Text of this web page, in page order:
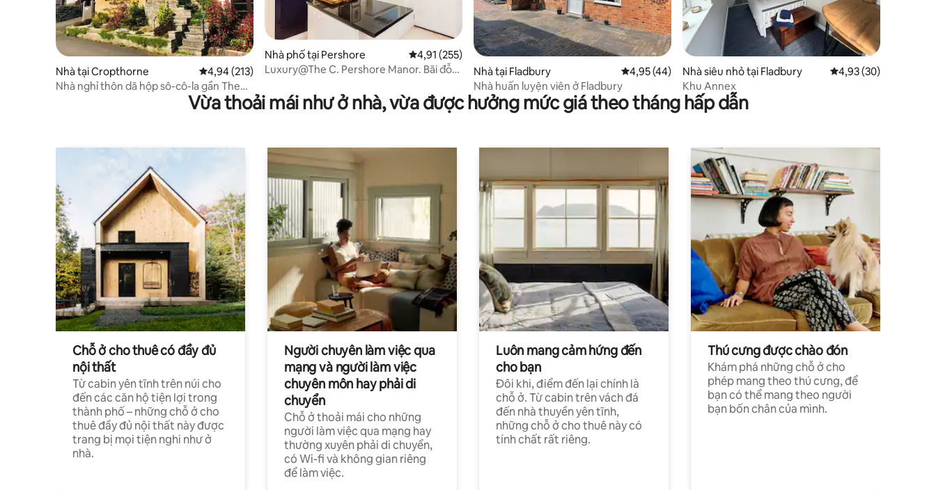
Nhà tại Cropthorne Xếp hạng trung bình 4,94/5, 213 đánh giá
4,94 (213)
Nhà nghỉ thôn dã hộp sô-cô-la gần The
Nhà phố tại Pershore Xếp hạng trung bình 4,91/5, 255 đánh giá
4,91 (255)
Luxury@The C. Pershore Manor. Bãi đỗ
Nhà tại Fladbury Xếp hạng trung bình 4,95/5, 44 đánh giá
4,95 (44)
Nhà huấn luyện viên ở Fladbury
Nhà siêu nhỏ tại Fladbury Xếp hạng trung bình
4,93 (30)
Khu Annex
Vừa thoải mái như ở nhà, vừa được hưởng mức giá theo tháng hấp dẫn
Chỗ ở cho thuê có đầy đủ
nội thất
Từ cabin yên tĩnh trên núi cho
đến các căn hộ tiện lợi trong
thành phố – những chỗ ở cho
thuê đầy đủ nội thất này được
trang bị mọi tiện nghi như ở
nhà.
Người chuyên làm việc qua
mạng và người làm việc
chuyên môn hay phải di
chuyển
Chỗ ở thoải mái cho những
người làm việc qua mạng hay
thường xuyên phải di chuyển,
có Wi-fi và không gian riêng
để làm việc.
Luôn mang cảm hứng đến
cho bạn
Đôi khi, điểm đến lại chính là
chỗ ở. Từ cabin trên vách đá
đến nhà thuyền yên tĩnh,
những chỗ ở cho thuê này có
tính chất rất riêng.
Thú cưng được chào đón
Khám phá những chỗ ở cho
phép mang theo thú cưng, để
bạn có thể mang theo người
bạn bốn chân của mình.